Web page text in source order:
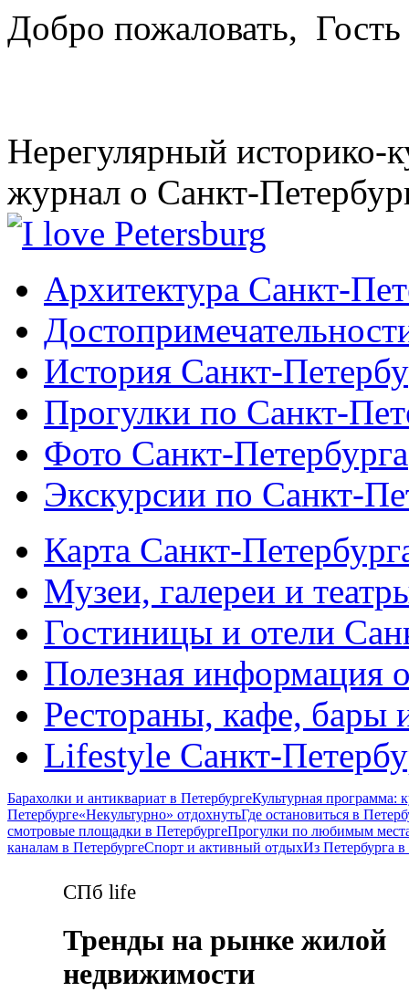
Добро пожаловать, Гость
Нерегулярный историко-
журнал о Санкт-
Архитектура Санкт-
История Санкт-
Прогулки по Санкт-
Фото Санкт-Петербурга
Экскурсии по Санкт-
Карта Санкт-
Музеи, галереи и
Гостиницы и отели
Полезная информация
Рестораны, кафе, бары
Lifestyle Санкт-
Барахолки и антиквариат в ПетербургеКультурная программа:
Петербурге«Некультурно» отдохнутьГде остановиться в
смотровые площадки в ПетербургеПрогулки по любимым
каналам в ПетербургеСпорт и активный отдыхИз Петербурга
СПб life
Тренды на рынке жилой
недвижимости